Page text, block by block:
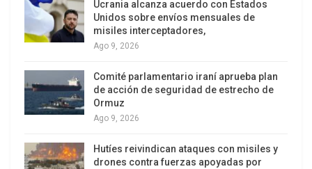
denunció Tarek William Saab.
Negocio con seres humanos
Saab afirmó que Bukele ofreció a Estados Unidos
rebajar el costo de mantener a los venezolanos
presos en el CECOT, a cambio de que se permita el
traslado de cabecillas de maras desde ese país a
Ucrania alcanza acuerdo con Estados
Unidos sobre envíos mensuales de
misiles interceptadores,
Ago 9, 2026
Comité parlamentario iraní aprueba plan
de acción de seguridad de estrecho de
Ormuz
Ago 9, 2026
Hutíes reivindican ataques con misiles y
drones contra fuerzas apoyadas por